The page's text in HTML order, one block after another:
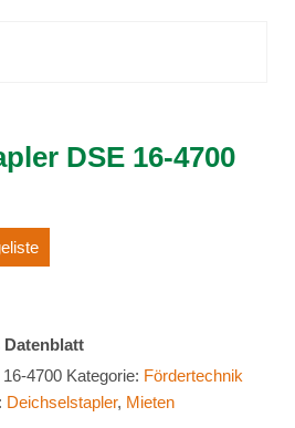
DSE 16-4700
4700 Kategorie: Fördertechnik
Deichselstapler, Mieten